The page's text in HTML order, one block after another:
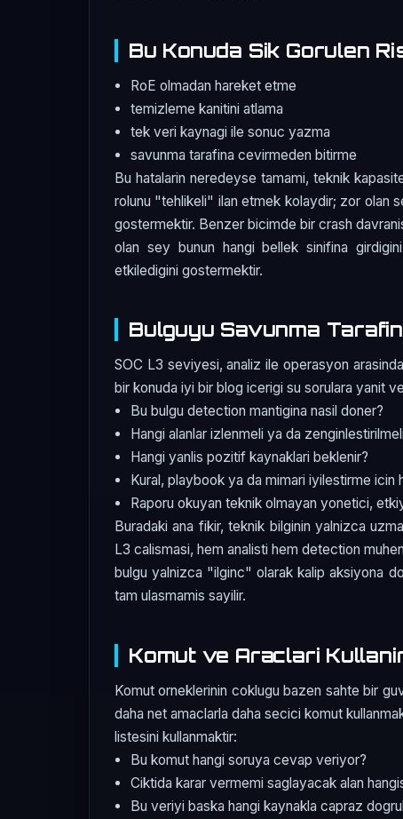
Bu Konuda Sik Gorulen
RoE olmadan hareket etme
temizleme kanitini atlama
tek veri kaynagi ile sonuc yazma
savunma tarafina cevirmeden bitirme
Bu hatalarin neredeyse tamami, teknik
rolunu "tehlikeli" ilan etmek kolaydir; zor olan
gostermektir. Benzer bicimde bir crash
olan sey bunun hangi bellek sinifina
etkiledigini gostermektir.
Bulguyu Savunma
SOC L3 seviyesi, analiz ile operasyon
bir konuda iyi bir blog icerigi su sorulara yanit
Bu bulgu detection mantigina nasil doner?
Hangi alanlar izlenmeli ya da
Hangi yanlis pozitif kaynaklari beklenir?
Kural, playbook ya da mimari iyilestirme icin
Raporu okuyan teknik olmayan yonetici,
Buradaki ana fikir, teknik bilginin yalnizca
L3 calismasi, hem analisti hem detection
bulgu yalnizca "ilginc" olarak kalip aksiyona
tam ulasmamis sayilir.
Komut ve Araclari
Komut orneklerinin coklugu bazen sahte bir
daha net amaclarla daha secici komut
listesini kullanmaktir:
Bu komut hangi soruya cevap veriyor?
Ciktida karar vermemi saglayacak alan
Bu veriyi baska hangi kaynakla capraz